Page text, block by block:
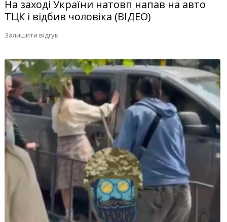
На заході України натовп напав на авто
ТЦК і відбив чоловіка (ВІДЕО)
Залишити відгук